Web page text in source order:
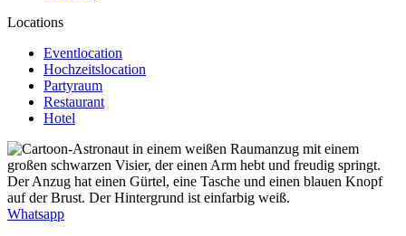
Locations
Eventlocation
Hochzeitslocation
Partyraum
Restaurant
Hotel
Whatsapp